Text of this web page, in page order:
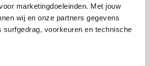
marketingdoeleinden. Met jouw
wij en onze partners gegevens
surfgedrag, voorkeuren en technische